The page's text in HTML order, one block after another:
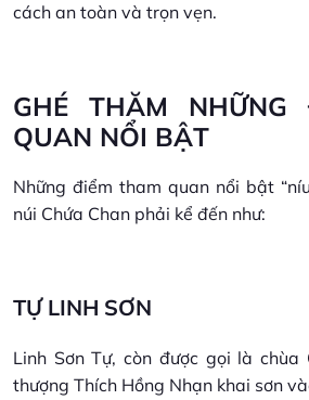
cách an toàn và trọn vẹn.
GHÉ THĂM NHỮNG
QUAN NỔI BẬT
Những điểm tham quan nổi bật
núi Chứa Chan phải kể đến như:
TỰ LINH SƠN
Linh Sơn Tự, còn được gọi là chùa
thượng Thích Hồng Nhạn khai sơn